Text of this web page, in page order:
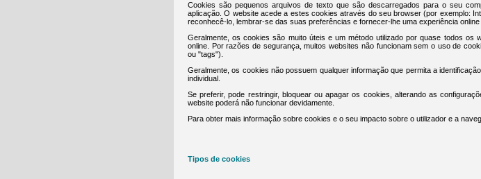
Cookies são pequenos arquivos de texto que são descarregados para o seu
aplicação. O website acede a estes cookies através do seu browser (por exemplo:
reconhecê-lo, lembrar-se das suas preferências e fornecer-lhe uma experiência online
Geralmente, os cookies são muito úteis e um método utilizado por quase todos os
online. Por razões de segurança, muitos websites não funcionam sem o uso de
ou "tags").
Geralmente, os cookies não possuem qualquer informação que permita a
individual.
Se preferir, pode restringir, bloquear ou apagar os cookies, alterando as
website poderá não funcionar devidamente.
Para obter mais informação sobre cookies e o seu impacto sobre o utilizador e a
Tipos de cookies